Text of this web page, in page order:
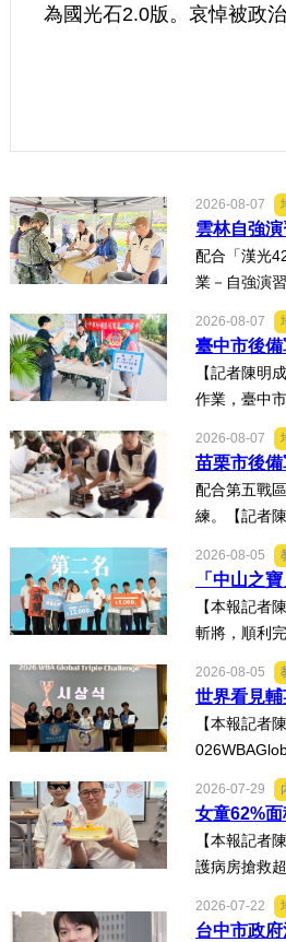
為國光石2.0版。哀悼被政
2026-08-07
雲林自強
配合「漢光
業－自強演
2026-08-07
臺中市後
【記者陳明
作業，臺中
2026-08-07
苗栗市後
配合第五戰
練。【記者
2026-08-05
「中山之
【本報記者
斬將，順利
2026-08-05
世界看見
【本報記者
2026-07-29
女童62%
【本報記者
護病房搶救
2026-07-22
台中市政